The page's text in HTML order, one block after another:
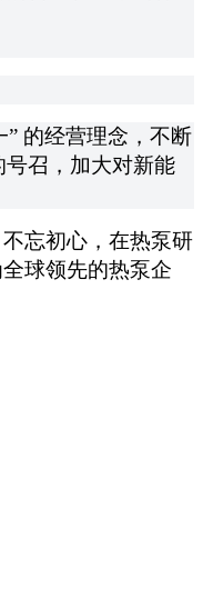
” 的经营理念，不断
召，加大对新能
忘初心，在热泵研
球领先的热泵企